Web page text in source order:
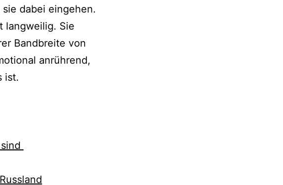
dabei eingehen.
langweilig. Sie
Bandbreite von
anrührend,
ist.